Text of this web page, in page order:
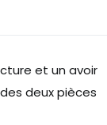
et un avoir
deux pièces